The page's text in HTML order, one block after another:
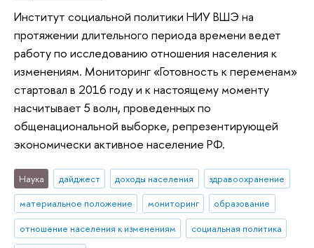
Институт социальной политики НИУ ВШЭ на
протяжении длительного периода времени ведет
работу по исследованию отношения населения к
изменениям. Мониторинг «Готовность к переменам»
стартовал в 2016 году и к настоящему моменту
насчитывает 5 волн, проведенных по
общенациональной выборке, репрезентирующей
экономически активное население РФ.
Наука дайджест доходы населения
здравоохранение
материальное положение
мониторинг
образование
отношение населения к изменениям
социальная политика